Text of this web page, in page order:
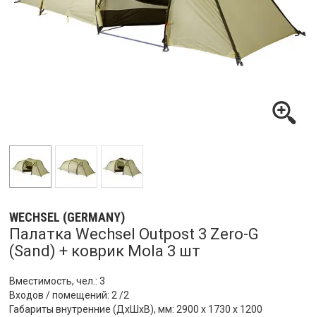
WECHSEL (GERMANY)
Палатка Wechsel Outpost 3 Zero-G
(Sand) + коврик Mola 3 шт
Вместимость, чел.: 3
Входов / помещений: 2 /2
Габариты внутренние (ДхШхВ), мм: 2900 х 1730 х 1200